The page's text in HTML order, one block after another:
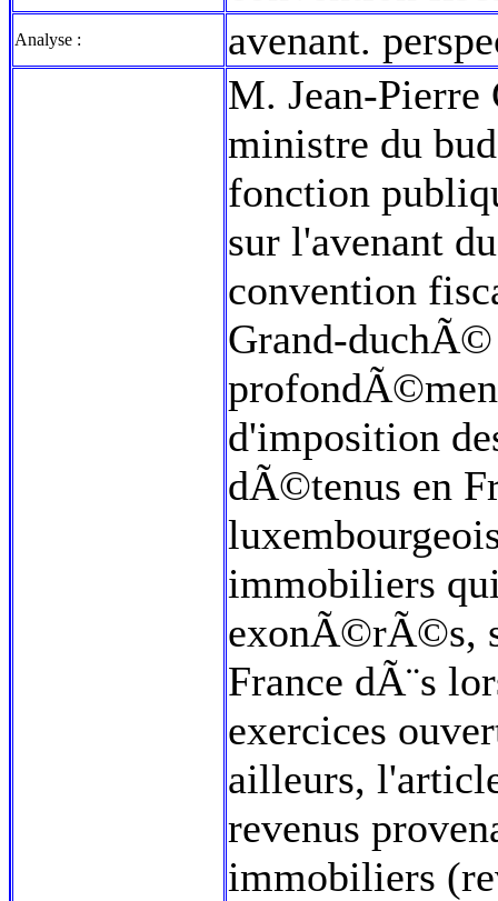
Analyse : avenant.
M. Jean-
ministre du
fonction
sur l'avenant
convention
Grand-duchÃ©
d'imposition
dÃ©tenus en
immobiliers
exonÃ©rÃ©s,
France dÃ¨s
exercices
ailleurs,
revenus
immobiliers